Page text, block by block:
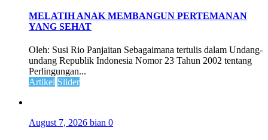
MELATIH ANAK MEMBANGUN PERTEMANAN
YANG SEHAT
Oleh: Susi Rio Panjaitan Sebagaimana tertulis dalam Undang-
undang Republik Indonesia Nomor 23 Tahun 2002 tentang
Perlingungan...
Artikel Slider
August 7, 2026 bian 0